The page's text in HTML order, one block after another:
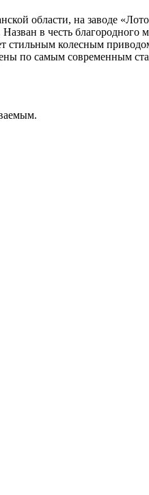
области, на заводе
в честь благородного
колесным
по самым современным